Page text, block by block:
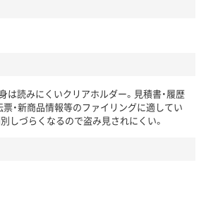
は読みにくいクリアホルダー。見積書・履歴
票・新商品情報等のファイリングに適してい
しづらくなるので盗み見されにくい。